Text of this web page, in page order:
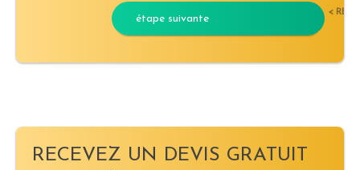
étape suivante <
RECEVEZ UN DEVIS GRATUIT